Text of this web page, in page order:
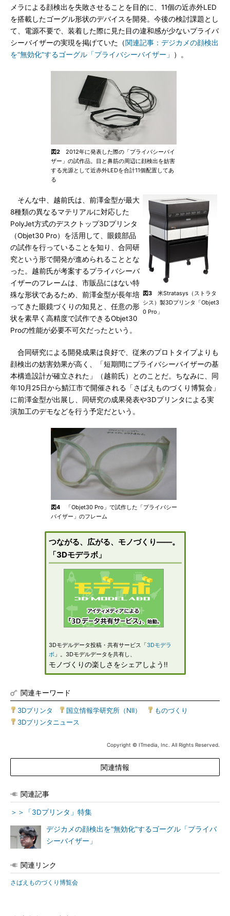
メラによる顔検出を失敗させることを目的に、11個の近赤外LED
を搭載したゴーグル形状のデバイスを開発。今後の検討課題とし
て、電源不要で、装着した際に見た目の違和感が少ないプライバ
シーバイザーの実現を掲げていた（関連記事：デジカメの顔検出
を“無効化”するゴーグル「プライバシーバイザー」
）。
図2 2012年に発表した際の「プライバシーバイ
ザー」の試作品。目と鼻筋の周辺に顔検出を妨害
する光源として近赤外LEDを合計11個配置してあ
る
図3 米Stratasys（ストラタ
シス）製3Dプリンタ「Objet3
0 Pro」
そんな中、越前氏は、前澤金型が最大
8種類の異なるマテリアルに対応した
PolyJet方式のデスクトップ3Dプリンタ
（Objet30 Pro）を活用して、眼鏡部品
の試作を行っていることを知り、合同研
究という形で開発が進められることとな
った。越前氏が考案するプライバシーバ
イザーのフレームは、市販品にはない特
殊な形状であるため、前澤金型が長年培
ってきた眼鏡づくりの知見と、任意の形
状を素早く高精度で試作できるObjet30
Proの性能が必要不可欠だったという。
合同研究による開発成果は良好で、従来のプロトタイプよりも
顔検出の妨害効果が高く、「短期間にプライバシーバイザーの基
本構造設計が確立された」（越前氏）とのことだ。ちなみに、同
年10月25日から鯖江市で開催される「さばえものづくり博覧会」
に前澤金型が出展し、同研究の成果発表や3Dプリンタによる実
演加工のデモなどを行う予定だという。
図4 「Objet30 Pro」で試作した「プライバシー
バイザー」のフレーム
つながる、広がる、モノづくり――。
「3Dモデラボ」
3Dモデルデータ投稿・共有サービス「3Dモデラ
ボ」。3Dモデルデータを共有し、
モノづくりの楽しさをシェアしよう!!
関連キーワード
3Dプリンタ 国立情報学研究所（NII） ものづくり
3Dプリンタニュース
Copyright © ITmedia, Inc. All Rights Reserved.
関連情報
関連記事
＞＞「3Dプリンタ」特集
デジカメの顔検出を“無効化”するゴーグル「プライバ
シーバイザー」
関連リンク
さばえものづくり博覧会